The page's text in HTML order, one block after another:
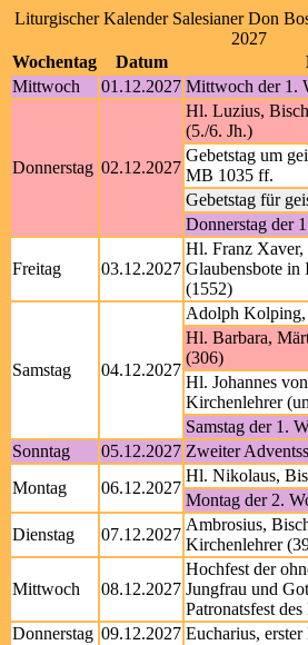
Liturgischer Kalender Salesianer Don
2027
Wochentag
Datum
Mittwoch
01.12.2027 Mittwoch der 1.
Donnerstag 02.12.2027
Hl. Luzius,
(5./6. Jh.)
Gebetstag um
MB 1035 ff.
Gebetstag für
Donnerstag der
Freitag 03.12.2027
Hl. Franz Xaver,
Glaubensbote in
(1552)
Samstag 04.12.2027
Adolph Kolping,
Hl. Barbara,
(306)
Hl. Johannes
Kirchenlehrer
Samstag der 1.
Sonntag
05.12.2027 Zweiter
Montag
06.12.2027
Hl. Nikolaus,
Montag der 2.
Dienstag
07.12.2027
Ambrosius,
Kirchenlehrer
Mittwoch 08.12.2027
Hochfest der
Jungfrau und
Patronatsfest
Donnerstag 09.12.2027 Eucharius,